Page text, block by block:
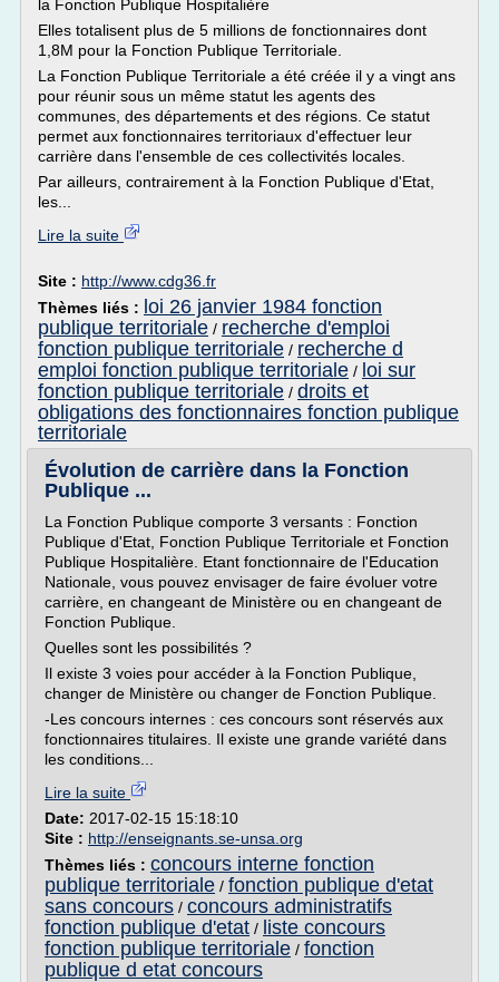
la Fonction Publique Hospitalière
Elles totalisent plus de 5 millions de fonctionnaires dont
1,8M pour la Fonction Publique Territoriale.
La Fonction Publique Territoriale a été créée il y a vingt ans
pour réunir sous un même statut les agents des
communes, des départements et des régions. Ce statut
permet aux fonctionnaires territoriaux d'effectuer leur
carrière dans l'ensemble de ces collectivités locales.
Par ailleurs, contrairement à la Fonction Publique d'Etat,
les...
Lire la suite
Site : http://www.cdg36.fr
Thèmes liés : loi 26 janvier 1984 fonction
publique territoriale / recherche d'emploi
fonction publique territoriale / recherche d
emploi fonction publique territoriale / loi sur
fonction publique territoriale / droits et
obligations des fonctionnaires fonction publique
territoriale
Évolution de carrière dans la Fonction
Publique ...
La Fonction Publique comporte 3 versants : Fonction
Publique d'Etat, Fonction Publique Territoriale et Fonction
Publique Hospitalière. Etant fonctionnaire de l'Education
Nationale, vous pouvez envisager de faire évoluer votre
carrière, en changeant de Ministère ou en changeant de
Fonction Publique.
Quelles sont les possibilités ?
Il existe 3 voies pour accéder à la Fonction Publique,
changer de Ministère ou changer de Fonction Publique.
-Les concours internes : ces concours sont réservés aux
fonctionnaires titulaires. Il existe une grande variété dans
les conditions...
Lire la suite
Date: 2017-02-15 15:18:10
Site : http://enseignants.se-unsa.org
Thèmes liés : concours interne fonction
publique territoriale / fonction publique d'etat
sans concours / concours administratifs
fonction publique d'etat / liste concours
fonction publique territoriale / fonction
publique d etat concours